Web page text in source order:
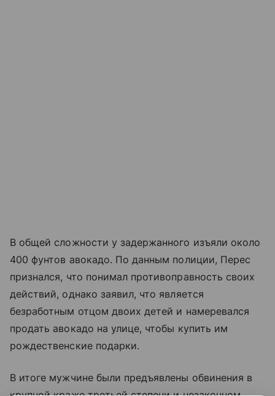
В общей сложности у задержанного изъяли около
400 фунтов авокадо. По данным полиции, Перес
признался, что понимал противоправность своих
действий, однако заявил, что является
безработным отцом двоих детей и намеревался
продать авокадо на улице, чтобы купить им
рождественские подарки.
В итоге мужчине были предъявлены обвинения в